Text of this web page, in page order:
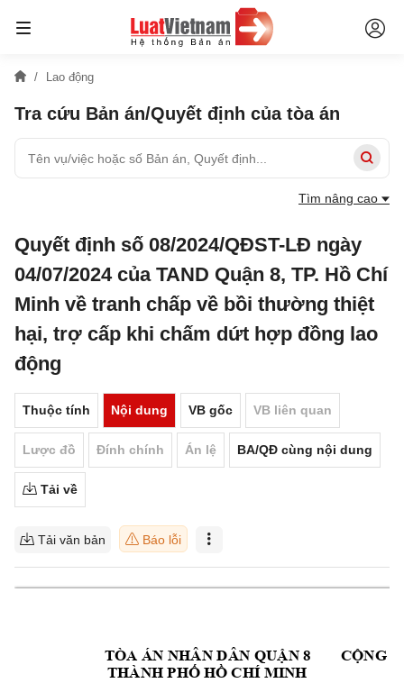
Lao động
Tra cứu Bản án/Quyết định của tòa án
Tìm nâng cao
Quyết định số 08/2024/QĐST-LĐ ngày
04/07/2024 của TAND Quận 8, TP. Hồ Chí
Minh về tranh chấp về bồi thường thiệt
hại, trợ cấp khi chấm dứt hợp đồng lao
động
Thuộc tính Nội dung VB gốc VB liên quan
Lược đồ Đính chính Án lệ BA/QĐ cùng nội dung
Tải về
Tải văn bản Báo lỗi
TÒA ÁN NHÂN DÂN QUẬN 8
THÀNH PHỐ HỒ CHÍ MINH
CỘNG